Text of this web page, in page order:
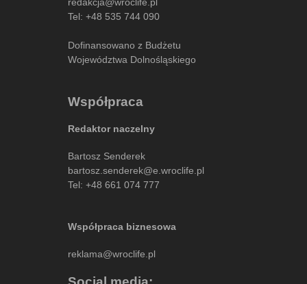
Tel: +48 535 744 090
Dofinansowano z Budżetu
Województwa Dolnośląskiego
Współpraca
Redaktor naczelny
Bartosz Senderek
bartosz.senderek@e.wroclife.pl
Tel: +48 661 074 777
Współpraca biznesowa
reklama@wroclife.pl